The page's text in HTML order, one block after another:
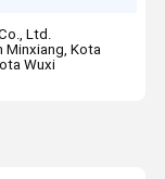
Ltd.
Minxiang, Kota
Wuxi